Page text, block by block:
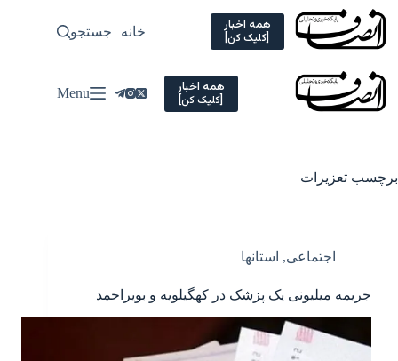
Skip
content
همه اخبار
[کلیک کن] خانه سیاسی
جستجو
همه اخبار
[کلیک کن] Menu
برچسب تعزیرات
اجتماعی, استانها
جریمه میلیونی یک پزشک در کهگیلویه و بویراحمد